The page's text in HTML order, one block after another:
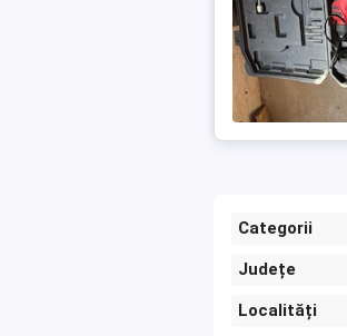
Categorii
Județe
Localități